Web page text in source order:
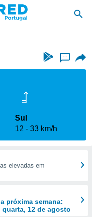
...
Sul
12
33 km/h
elevadas em
próxima semana:
12 de agosto